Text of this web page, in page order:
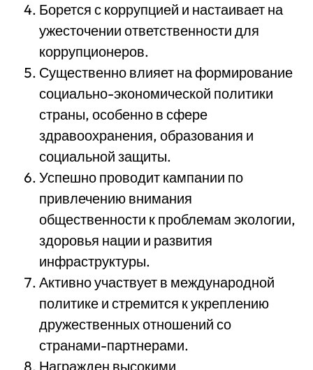
Борется с коррупцией и настаивает на
ужесточении ответственности для
коррупционеров.
Существенно влияет на формирование
социально-экономической политики
страны, особенно в сфере
здравоохранения, образования и
социальной защиты.
Успешно проводит кампании по
привлечению внимания
общественности к проблемам экологии,
здоровья нации и развития
инфраструктуры.
Активно участвует в международной
политике и стремится к укреплению
дружественных отношений со
странами-партнерами.
Награжден высокими